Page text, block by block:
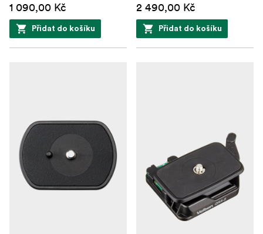
1 090,00 Kč
Přidat do košíku
2 490,00 Kč
Přidat do košíku